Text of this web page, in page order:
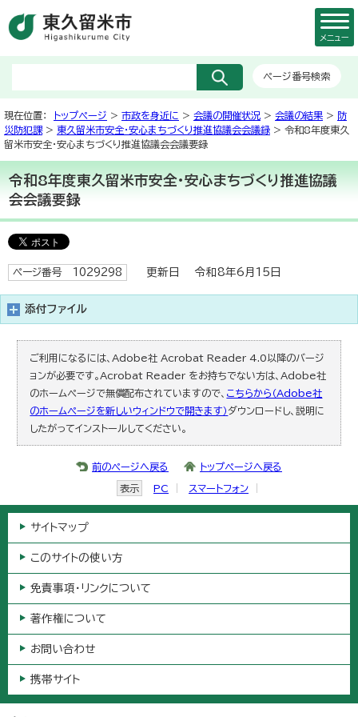
ページ番号検索
メニュー
現在位置： トップページ > 市政を身近に > 会議の開催状況 > 会議の結果 > 防
災防犯課> 東久留米市安全・安心まちづくり推進協議会会議録 > 令和8年度東久
留米市安全・安心まちづくり推進協議会会議要録
令和8年度東久留米市安全・安心まちづくり推進協議
会会議要録
ページ番号 1029298 更新日 令和8年6月15日
添付ファイル
ご利用になるには、Adobe社 Acrobat Reader 4.0以降のバージ
ョンが必要です。Acrobat Reader をお持ちでない方は、Adobe社
のホームページで無償配布されていますので、 こちらから（Adobe社
のホームページを新しいウィンドウで開きます）ダウンロードし、説明に
したがってインストールしてください。
前のページへ戻る トップページへ戻る
表示 PC スマートフォン
サイトマップ
このサイトの使い方
免責事項・リンクについて
著作権について
お問い合わせ
携帯サイト